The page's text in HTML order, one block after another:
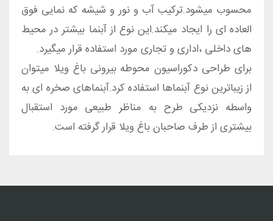
محسوب میشود.ترکیب آب و نور و شیشه که نمایی فوق
العاده ای را ایجاد میکند.این نوع از آبنما بیشتر در محیط
های داخلی ،اداری و تجاری مورد استفاده قرار میگیرد.
برای طراحی دکوراسیون محوطه بیرونی باغ ویلا میتوان
از زیباترین نوع آبنماها استفاده کرد.آبنماهای صخره ای به
واسطه نزدیکی طرح به مناظر طبیعی مورد استقبال
بیشتری از طرف صاحبان باغ ویلا قرار گرفته است.